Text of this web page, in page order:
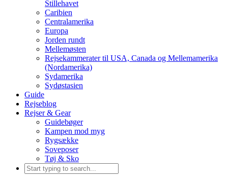
Stillehavet
Caribien
Centralamerika
Europa
Jorden rundt
Mellemøsten
Rejsekammerater til USA, Canada og Mellemamerika
(Nordamerika)
Sydamerika
Sydøstasien
Guide
Rejseblog
Rejser & Gear
Guidebøger
Kampen mod myg
Rygsække
Soveposer
Tøj & Sko